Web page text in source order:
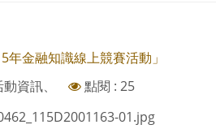
金融知識線上競賽活動」
資訊、
點閱 : 25
01.jpg